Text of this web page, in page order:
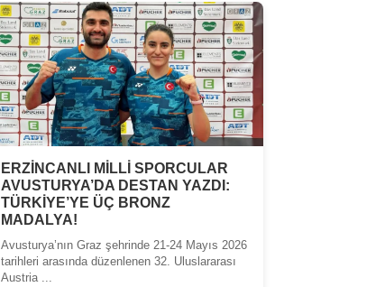
ERZİNCANLI MİLLİ SPORCULAR
AVUSTURYA’DA DESTAN YAZDI:
TÜRKİYE’YE ÜÇ BRONZ
MADALYA!
Avusturya’nın Graz şehrinde 21-24 Mayıs 2026
tarihleri arasında düzenlenen 32. Uluslararası
Austria ...